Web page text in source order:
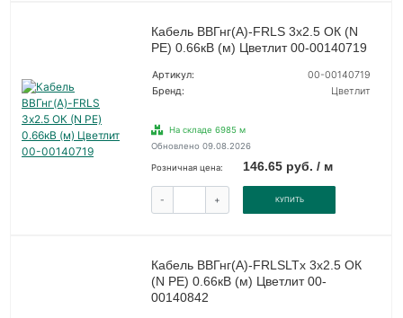
Кабель ВВГнг(А)-FRLS 3х2.5 ОК (N
PE) 0.66кВ (м) Цветлит 00-00140719
Артикул:
00-00140719
Бренд:
Цветлит
На складе 6985 м
Обновлено 09.08.2026
Розничная цена: 146.65 руб. / м
- + КУПИТЬ
Кабель ВВГнг(А)-FRLSLTx 3х2.5 ОК
(N PE) 0.66кВ (м) Цветлит 00-
00140842